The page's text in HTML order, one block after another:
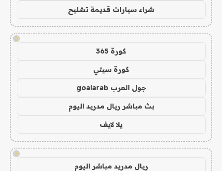
شراء سيارات قديمة تشليح
!
كورة 365
كورة سيتي
جول العرب goalarab
بث مباشر ريال مدريد اليوم
يلا لايف
!
ريال مدريد مباشر اليوم